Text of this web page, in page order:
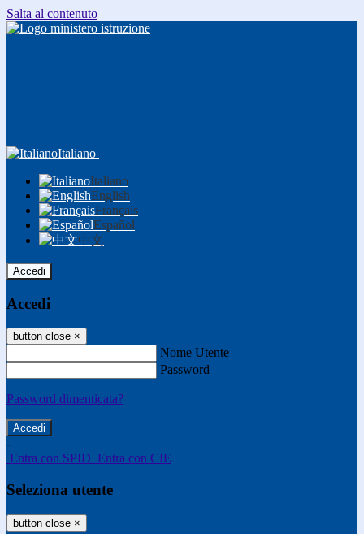
Salta al contenuto
Italiano
Italiano
English
Français
Español
中文
Accedi
Accedi
button close ×
Nome Utente
Password
Password dimenticata?
-
Entra con SPID Entra con CIE
Seleziona utente
button close ×